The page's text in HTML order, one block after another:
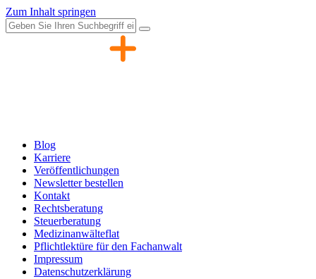
Zum Inhalt springen
Blog
Karriere
Veröffentlichungen
Newsletter bestellen
Kontakt
Rechtsberatung
Steuerberatung
Medizinanwälteflat
Pflichtlektüre für den Fachanwalt
Impressum
Datenschutzerklärung